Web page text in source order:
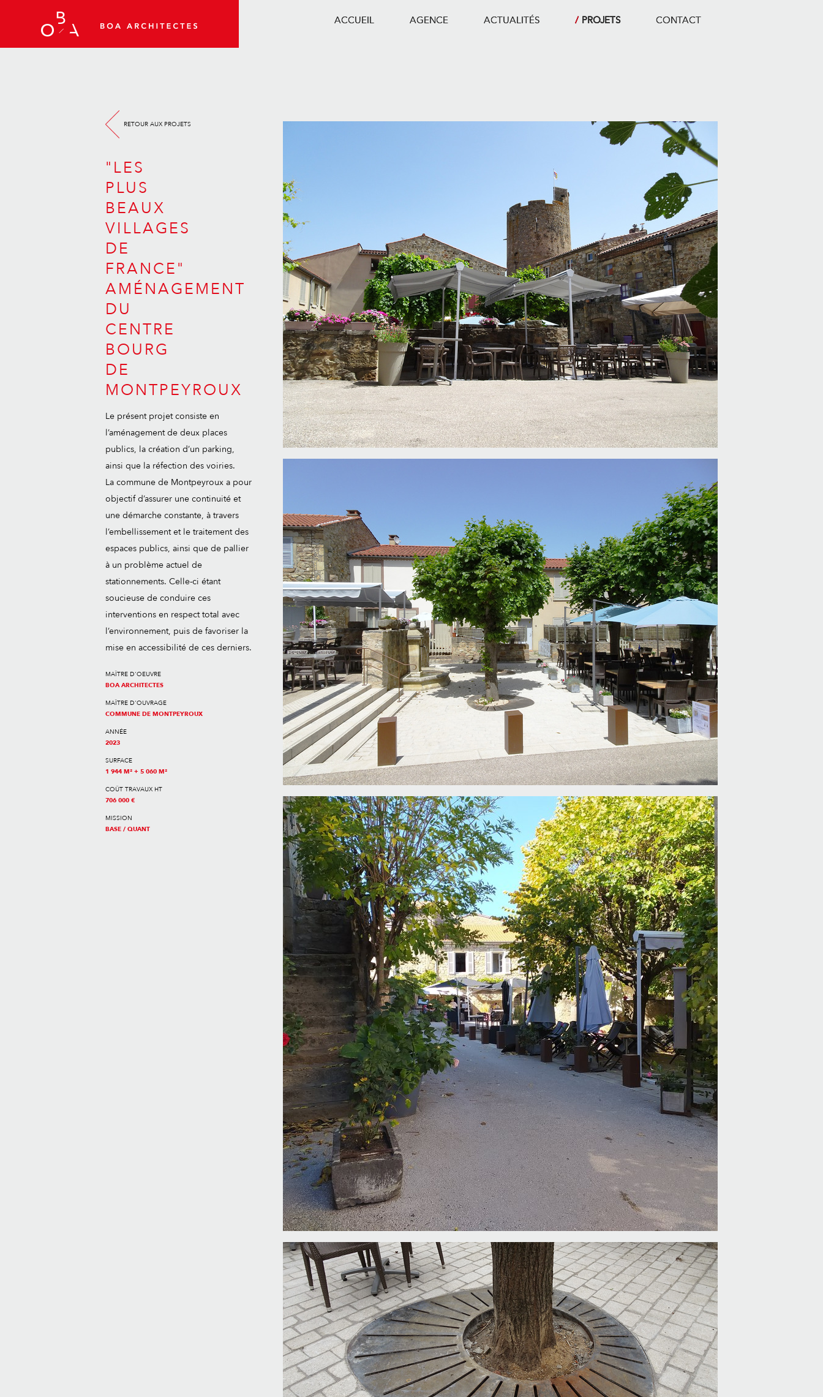
ACCUEIL AGENCE ACTUALITÉS PROJETS CONTACT
RETOUR AUX PROJETS
"LES
PLUS
BEAUX
VILLAGES
DE
FRANCE"
AMÉNAGEMENT
DU
CENTRE
BOURG
DE
MONTPEYROUX
Le présent projet consiste en
l’aménagement de deux places
publics, la création d’un parking,
ainsi que la réfection des voiries.
La commune de Montpeyroux a pour
objectif d’assurer une continuité et
une démarche constante, à travers
l’embellissement et le traitement des
espaces publics, ainsi que de pallier
à un problème actuel de
stationnements. Celle-ci étant
soucieuse de conduire ces
interventions en respect total avec
l’environnement, puis de favoriser la
mise en accessibilité de ces derniers.
MAÎTRE D'OEUVRE
BOA ARCHITECTES
MAÎTRE D'OUVRAGE
COMMUNE DE MONTPEYROUX
ANNÉE
2023
SURFACE
1 944 M² + 5 060 M²
COÛT TRAVAUX HT
706 000 €
MISSION
BASE / QUANT